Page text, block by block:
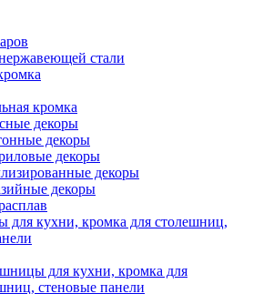
стали
кромка
декоры
декоры
декоры
декоры
декоры
для кухни, кромка для столешниц,
для кухни, кромка для
стеновые панели